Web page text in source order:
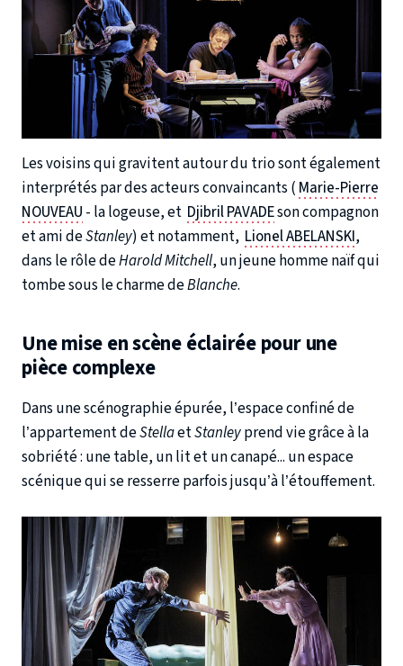
Les voisins qui gravitent autour du trio sont également
interprétés par des acteurs convaincants ( Marie-Pierre
NOUVEAU - la logeuse, et Djibril PAVADEson compagnon
et ami deStanley) et notamment, Lionel ABELANSKI,
dans le rôle deHarold Mitchell, un jeune homme naïf qui
tombe sous le charme deBlanche.
Une mise en scène éclairée pour une
pièce complexe
Dans une scénographie épurée, l’espace confiné de
l’appartement deStellaetStanleyprend vie grâce à la
sobriété : une table, un lit et un canapé... un espace
scénique qui se resserre parfois jusqu’à l’étouffement.